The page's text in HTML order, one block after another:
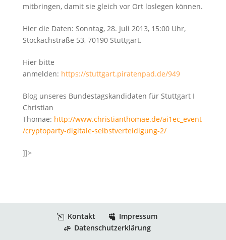
mitbringen, damit sie gleich vor Ort loslegen können.
Hier die Daten: Sonntag, 28. Juli 2013, 15:00 Uhr,
Stöckachstraße 53, 70190 Stuttgart.
Hier bitte
anmelden: https://stuttgart.piratenpad.de/949
Blog unseres Bundestagskandidaten für Stuttgart I
Christian
Thomae: http://www.christianthomae.de/ai1ec_event
/cryptoparty-digitale-selbstverteidigung-2/
]]>
Kontakt
Impressum
Datenschutzerklärung